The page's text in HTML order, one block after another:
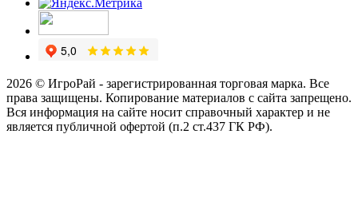
2026 © ИгроРай - зарегистрированная торговая марка. Все
права защищены. Копирование материалов с сайта запрещено.
Вся информация на сайте носит справочный характер и не
является публичной офертой (п.2 ст.437 ГК РФ).